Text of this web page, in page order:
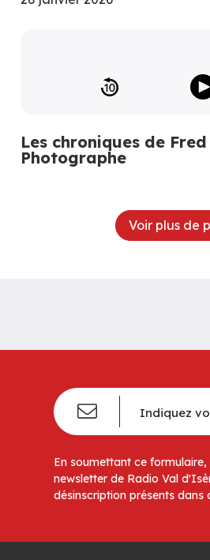
Les chroniques de
Photographe
Voir plus de
En soumettant ce
newsletter de Radio Val
désinscription présents dans